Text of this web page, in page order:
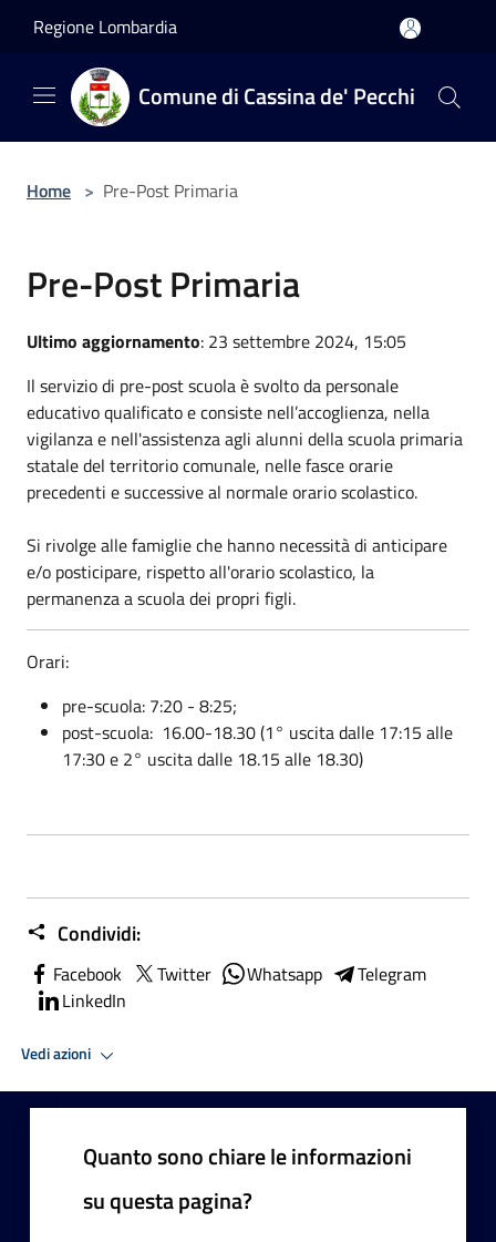
Regione Lombardia
Comune di Cassina de' Pecchi
Home > Pre-Post Primaria
Pre-Post Primaria
Ultimo aggiornamento: 23 settembre 2024, 15:05
Il servizio di pre-post scuola è svolto da personale
educativo qualificato e consiste nell’accoglienza, nella
vigilanza e nell'assistenza agli alunni della scuola primaria
statale del territorio comunale, nelle fasce orarie
precedenti e successive al normale orario scolastico.
Si rivolge alle famiglie che hanno necessità di anticipare
e/o posticipare, rispetto all'orario scolastico, la
permanenza a scuola dei propri figli.
Orari:
pre-scuola: 7:20 - 8:25;
post-scuola: 16.00-18.30 (1° uscita dalle 17:15 alle
17:30 e 2° uscita dalle 18.15 alle 18.30)
Condividi:
Facebook Twitter Whatsapp
Telegram
LinkedIn
Vedi azioni
Quanto sono chiare le informazioni
su questa pagina?